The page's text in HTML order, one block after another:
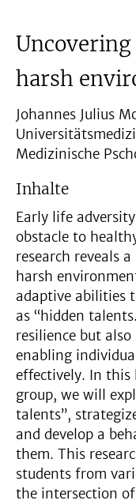
harsh
Johannes Julius
Medizinische
Inhalte
Early life
obstacle to
research reveals
harsh
adaptive abilities
as “hidden
resilience but
enabling
effectively. In this
group, we will
talents”,
and develop a
them. This
students from
the intersection